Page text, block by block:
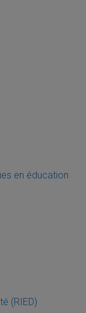
en éducation
(RIED)